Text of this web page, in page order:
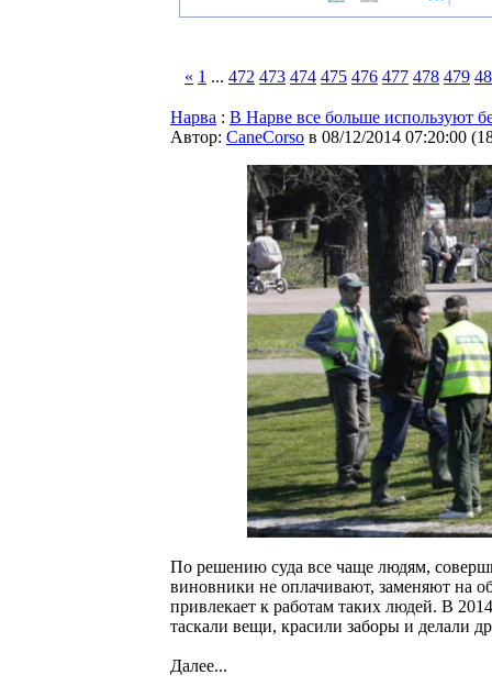
« 1 ... 472 473 474 475 476 477 478 479
Нарва : В Нарве все больше используют
Автор: CaneCorso в 08/12/2014 07:20:00 (
По решению суда все чаще людям,
виновники не оплачивают, заменяют на
привлекает к работам таких людей. В
таскали вещи, красили заборы и делали
Далее...